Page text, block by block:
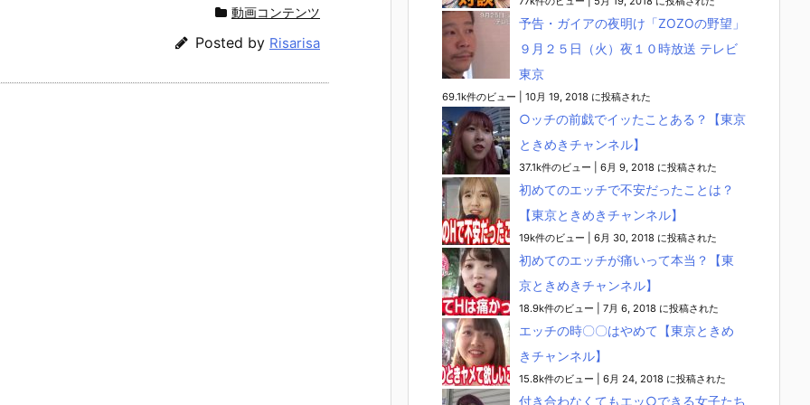
動画コンテンツ
Posted by Risarisa
予告・ガイアの夜明け「ZOZOの野望」
９月２５日（火）夜１０時放送 テレビ
東京
69.1k件のビュー 10月 19, 2018 に投稿された
○ッチの前戯でイッたことある？【東京
ときめきチャンネル】
37.1k件のビュー 6月 9, 2018 に投稿された
初めてのエッチで不安だったことは？
【東京ときめきチャンネル】
19k件のビュー 6月 30, 2018 に投稿された
初めてのエッチが痛いって本当？【東
京ときめきチャンネル】
18.9k件のビュー 7月 6, 2018 に投稿された
エッチの時〇〇はやめて【東京ときめ
きチャンネル】
15.8k件のビュー 6月 24, 2018 に投稿された
付き合わなくてもエッ○できる女子たち